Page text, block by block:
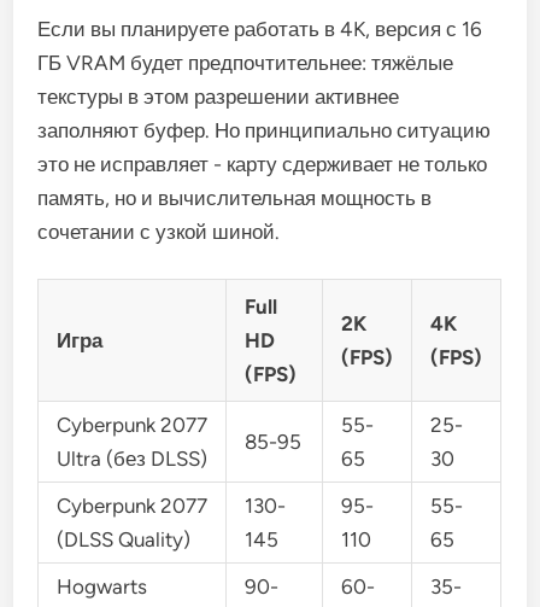
Если вы планируете работать в 4K, версия с 16
ГБ VRAM будет предпочтительнее: тяжёлые
текстуры в этом разрешении активнее
заполняют буфер. Но принципиально ситуацию
это не исправляет - карту сдерживает не только
память, но и вычислительная мощность в
сочетании с узкой шиной.
Игра
Full
HD
(FPS)
2K
(FPS)
4K
(FPS)
Cyberpunk 2077
Ultra (без DLSS)
85-95
55-
65
25-
30
Cyberpunk 2077
(DLSS Quality)
130-
145
95-
110
55-
65
Hogwarts
90-
60-
35-